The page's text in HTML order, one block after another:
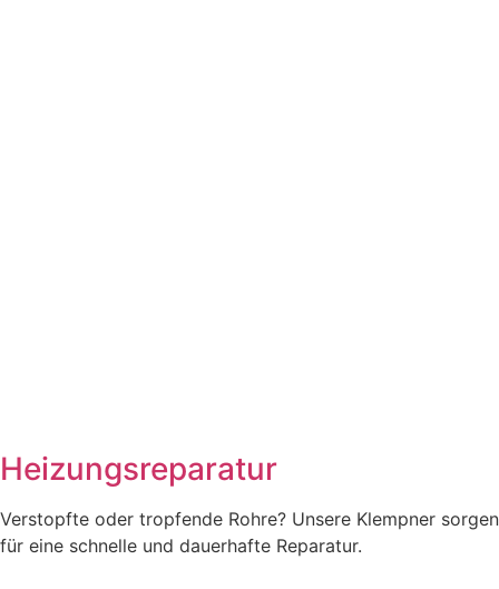
Heizungsreparatur
Verstopfte oder tropfende Rohre? Unsere Klempner sorgen
für eine schnelle und dauerhafte Reparatur.